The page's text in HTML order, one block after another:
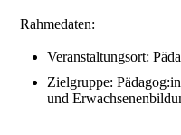
Rahmedaten:
Veranstaltungsort:
Zielgruppe:
und